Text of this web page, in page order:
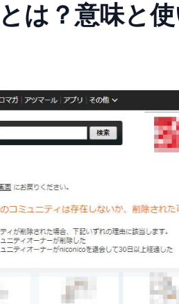
は？意味と